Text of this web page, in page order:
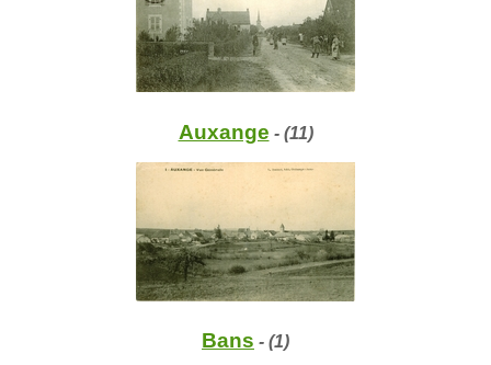
Auxange - (11)
Bans - (1)